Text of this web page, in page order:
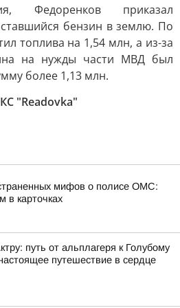
Федоренков приказал
бензин в землю. По
топлива на 1,54 млн, а из-за
на нужды части МВД был
более 1,13 млн.
"Readovka"
мифов о полисе ОМС:
в карточках
путь от альплагеря к Голубому
путешествие в сердце